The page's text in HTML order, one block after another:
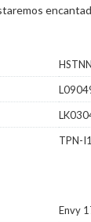
TPN-
Envy